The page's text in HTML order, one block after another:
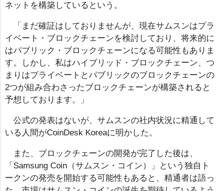
ネットを構築しているという。
「まだ確証はしておりませんが、現在サムスンはプラ
イベート・ブロックチェーンを検討しており、将来的に
はパブリック・ブロックチェーンになる可能性もありま
す。しかし、私はハイブリッド・ブロックチェーン、つ
まりはプライベートとパブリックのブロックチェーンの
2つが組み合わさったブロックチェーンが構築されると
予想しております。」
公式の発表はないが、サムスンの社内状況に精通して
いる人間がCoinDesk Koreaに明かした。
また、ブロックチェーンの開発が完了した後は、
「Samsung Coin（サムスン・コイン）」という独自ト
ークンの発売を開始する可能性もあると、精通者は語っ